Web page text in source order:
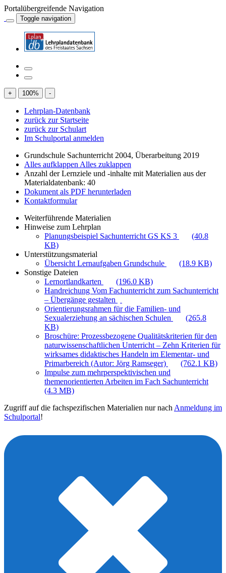
Portalübergreifende Navigation
Toggle navigation
+ 100% -
Lehrplan-Datenbank
zurück zur Startseite
zurück zur Schulart
Im Schulportal anmelden
Grundschule Sachunterricht 2004, Überarbeitung 2019
Alles aufklappen Alles zuklappen
Anzahl der Lernziele und -inhalte mit Materialien aus der
Materialdatenbank: 40
Dokument als PDF herunterladen
Kontaktformular
Weiterführende Materialien
Hinweise zum Lehrplan
Planungsbeispiel Sachunterricht GS KS 3
(40.8
KB)
Unterstützungsmaterial
Übersicht Lernaufgaben Grundschule
(18.9 KB)
Sonstige Dateien
Lernortlandkarten
(196.0 KB)
Handreichung Vom Fachunterricht zum Sachunterricht
– Übergänge gestalten
Orientierungsrahmen für die Familien- und
Sexualerziehung an sächischen Schulen
(265.8
KB)
Broschüre: Prozessbezogene Qualitätskriterien für den
naturwissenschaftlichen Unterricht – Zehn Kriterien für
wirksames didaktisches Handeln im Elementar- und
Primarbereich (Autor: Jörg Ramseger)
(762.1 KB)
Impulse zum mehrperspektivischen und
themenorientierten Arbeiten im Fach Sachunterricht
(4.3 MB)
Zugriff auf die fachspezifischen Materialien nur nach Anmeldung im
Schulportal!